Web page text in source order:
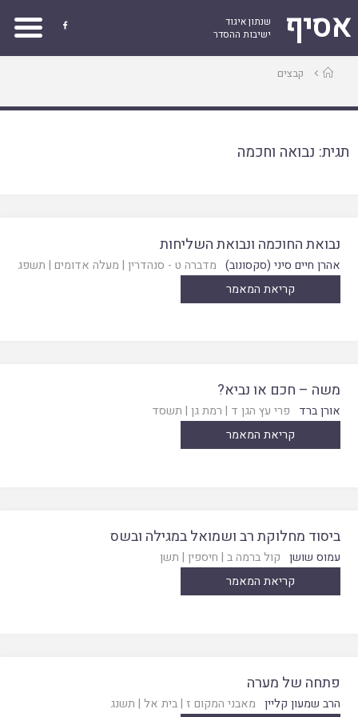
אסיף
שנתון איגוד
ישיבות ההסדר

עמודקבצים
תגית: נבואה וחכמה
נבואת החוכמה ונבואת השליחות
אהרן חיים סיני (סקסונוב) מדברה ט - סנהדרין | מעלה אדומים | תשפג
קריאת המאמר
משה – חכם או נביא?
אורן ברד פרי עץ הגן ד | רמת גן | תשסד
קריאת המאמר
ביסוד מחלוקת רב ושמואל במגילה ובשס
עמוס שושן קול ברמה ב | חיספין | תשן
קריאת המאמר
פתחה של מערה
הרב שמעון קליין מאבני המקום ז |בית אל | תשנג